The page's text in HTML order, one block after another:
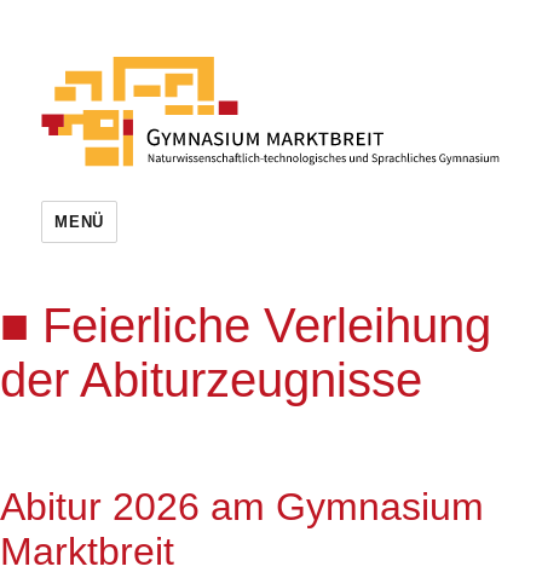
MENÜ
Feierliche Verleihung
der Abiturzeugnisse
Abitur 2026 am Gymnasium
Marktbreit